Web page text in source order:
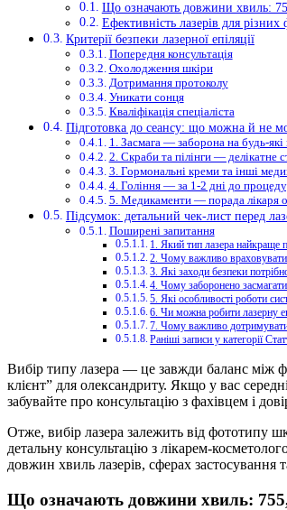
Що означають довжини хвиль:
Ефективність лазерів для
Критерії безпеки лазерної епіляції
Попередня консультація
Охолодження шкіри
Дотримання протоколу
Уникати сонця
Кваліфікація спеціаліста
Підготовка до сеансу: що можна й не
1. Засмага — заборона на будь-які
2. Скраби та пілінги — делікатне
3. Гормональні креми та інші
4. Гоління — за 1-2 дні до
5. Медикаменти — порада лікаря
Підсумок: детальний чек-лист перед
Поширені запитання
1. Який тип лазера найкраще
2. Чому важливо враховувати
3. Які заходи безпеки
4. Чому заборонено
5. Які особливості роботи
6. Чи можна робити лазерну
7. Чому важливо
Раніші записи у категорії
Вибір типу лазера — це завжди баланс між
клієнт” для олександриту. Якщо у вас
забувайте про консультацію з фахівцем і
Отже, вибір лазера залежить від фототипу
детальну консультацію з лікарем-
довжин хвиль лазерів, сферах
Що означають довжини хвиль: